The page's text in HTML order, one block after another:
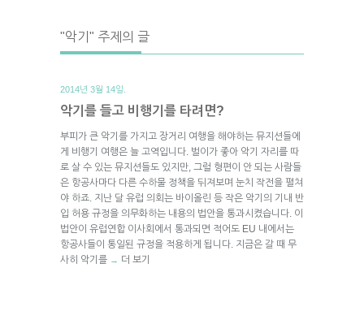
"악기" 주제의 글
2014년 3월 14일.
악기를 들고 비행기를 타려면?
부피가 큰 악기를 가지고 장거리 여행을 해야하는 뮤지션들에
게 비행기 여행은 늘 고역입니다. 벌이가 좋아 악기 자리를 따
로 살 수 있는 뮤지션들도 있지만, 그럴 형편이 안 되는 사람들
은 항공사마다 다른 수하물 정책을 뒤져보며 눈치 작전을 펼쳐
야 하죠. 지난 달 유럽 의회는 바이올린 등 작은 악기의 기내 반
입 허용 규정을 의무화하는 내용의 법안을 통과시켰습니다. 이
법안이 유럽연합 이사회에서 통과되면 적어도 EU 내에서는
항공사들이 통일된 규정을 적용하게 됩니다. 지금은 갈 때 무
사히 악기를 → 더 보기